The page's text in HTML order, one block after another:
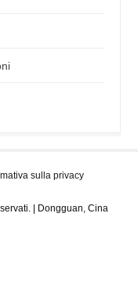
sulla privacy
| Dongguan, Cina